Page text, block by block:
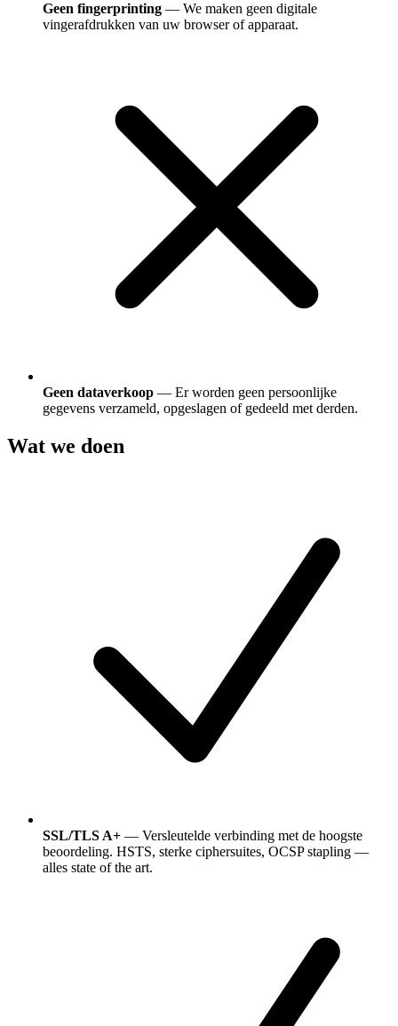
Geen fingerprinting — We maken geen digitale
vingerafdrukken van uw browser of apparaat.
Geen dataverkoop — Er worden geen persoonlijke
gegevens verzameld, opgeslagen of gedeeld met derden.
Wat we doen
SSL/TLS A+ — Versleutelde verbinding met de hoogste
beoordeling. HSTS, sterke ciphersuites, OCSP stapling —
alles state of the art.